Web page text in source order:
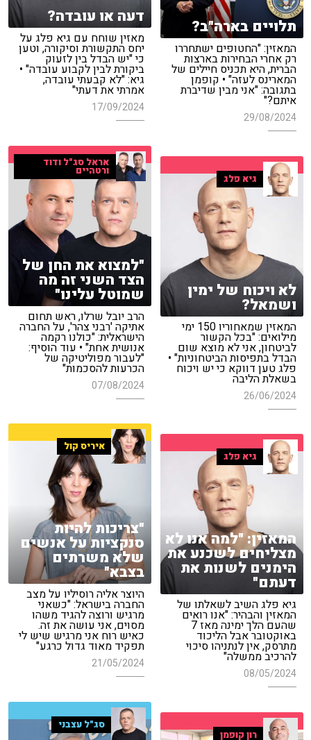
דעה או עובדה?
מאזין שוחח עם גיא פלג על
יחס התקשורת וסיקורה, וטען
כי "יש הבדל בין לזעוק
ביקורת לבין לקבוע עובדה" •
גיא: "לא קבעתי עובדה,
אמרתי את דעתי"
17/09/2024
תלויים בארה"ב?
המאזין: "החטופים ישתחררו
רק אחרי הבחירות בארצות
הברית, היא תכניס חיילים של
המארינס לעזה" • קופמן
בתגובה: "אני מבין שדיברת
איתם?"
29/08/2024
אראל סג"ל ודוד
ורטהיים
"למצוא את החן של
הצד השני זה מה
שמוטל עלינו"
הרב יובל שרלו, ראש תחום
אתיקה 'רבני צהר', על החברה
הישראלית: "כולנו רקמה
אנושית אחת" • עוד הוסיף:
"לעבור מפוליטיקה של
הכרעות להסכמות"
07/08/2024
גיא פלג
לא ויכוח של ימין
ושמאל?
המאזין שמאחוריו 150 ימי
מילואים: "בכל הקשור
לביטחון, אני לא מוצא שום
הבדל בתפיסות הביטחוניות" •
פלג טען דווקא כי יש ויכוח
בשאלת הליבה
26/06/2024
איריס קול
"צריכות להיות
סנקציות על אנשים
שלא משרתים
בצבא"
היוצר אליה רוסיליו על מצב
החברה בישראל: "כשאני
מרגיש ורוצה להגיד משהו
מסוים, אני עושה את זה.
כאיש רוח אני מרגיש שיש לי
תפקיד מאוד גדול כרגע"
21/05/2024
גיא פלג
המאזין: "למה אנו לא
מצליחים לשכנע את
הימנים לשנות את
דעתם"
גיא פלג השיב לשאלתו של
המאזין והבהיר: "אנו רואים
שהעם הלך ימינה מאז 7
באוקטובר אבל הליכוד
מתרסק, אין לנתניהו סיכוי
להרכיב ממשלה"
08/05/2024
סג"ל עצבני
רון קופמן